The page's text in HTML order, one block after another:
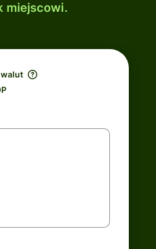
miejscowi.